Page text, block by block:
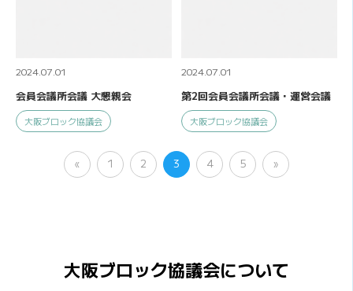
2024.07.01
会員会議所会議 大懇親会
大阪ブロック協議会
2024.07.01
第2回会員会議所会議・運営会議
大阪ブロック協議会
« 1 2 3 4 5 »
大阪ブロック協議会について